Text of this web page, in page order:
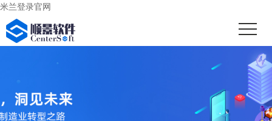
米兰登录官网